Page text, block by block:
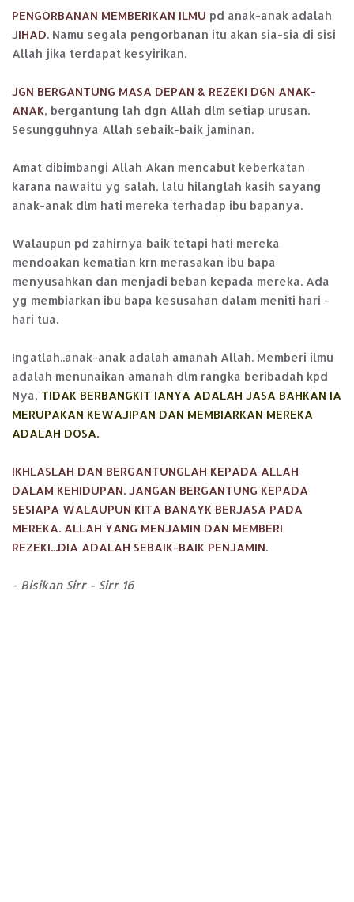
PENGORBANAN MEMBERIKAN ILMU pd anak-anak adalah
JIHAD. Namu segala pengorbanan itu akan sia-sia di sisi
Allah jika terdapat kesyirikan.
JGN BERGANTUNG MASA DEPAN & REZEKI DGN ANAK-
ANAK, bergantung lah dgn Allah dlm setiap urusan.
Sesungguhnya Allah sebaik-baik jaminan.
Amat dibimbangi Allah Akan mencabut keberkatan
karana nawaitu yg salah, lalu hilanglah kasih sayang
anak-anak dlm hati mereka terhadap ibu bapanya.
Walaupun pd zahirnya baik tetapi hati mereka
mendoakan kematian krn merasakan ibu bapa
menyusahkan dan menjadi beban kepada mereka. Ada
yg membiarkan ibu bapa kesusahan dalam meniti hari -
hari tua.
Ingatlah..anak-anak adalah amanah Allah. Memberi ilmu
adalah menunaikan amanah dlm rangka beribadah kpd
Nya, TIDAK BERBANGKIT IANYA ADALAH JASA BAHKAN IA
MERUPAKAN KEWAJIPAN DAN MEMBIARKAN MEREKA
ADALAH DOSA.
IKHLASLAH DAN BERGANTUNGLAH KEPADA ALLAH
DALAM KEHIDUPAN. JANGAN BERGANTUNG KEPADA
SESIAPA WALAUPUN KITA BANAYK BERJASA PADA
MEREKA. ALLAH YANG MENJAMIN DAN MEMBERI
REZEKI...DIA ADALAH SEBAIK-BAIK PENJAMIN.
- Bisikan Sirr - Sirr 16